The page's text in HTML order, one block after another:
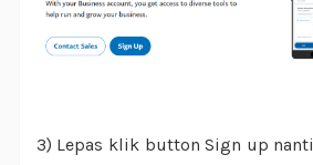
3) Lepas klik button Sign up